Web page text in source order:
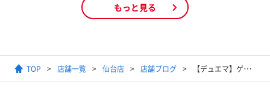
もっと見る
TOP 店舗一覧 仙台店 店舗ブログ 【デュエマ】ゲンムエンペラー最速デッキ改造!!ムゲンムゲンム！！【夢幻】